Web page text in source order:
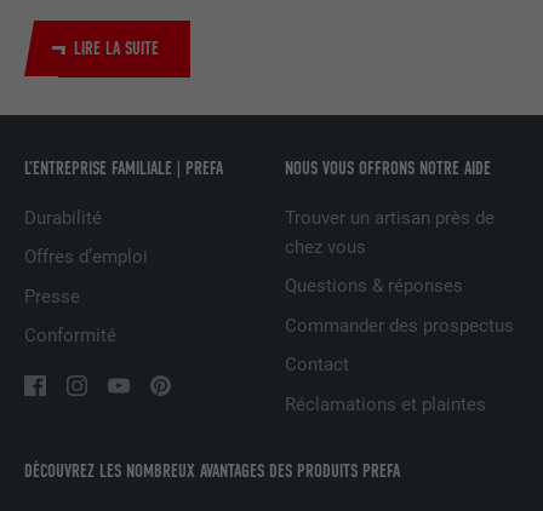
LIRE LA SUITE
DÉCOUVREZ LES NOMBREUX AVANTAGES DES PRODUITS PREFA
L’ENTREPRISE FAMILIALE | PREFA
Durabilité
Offres d’emploi
Presse
Conformité
NOUS VOUS OFFRONS NOTRE AIDE
Trouver un artisan près de
chez vous
Questions & réponses
Commander des prospectus
Contact
Réclamations et plaintes
EXPIRATION
plusieurs sites Internet afin d'afficher de
la publicité adaptée aux préférences de
NOM lidc